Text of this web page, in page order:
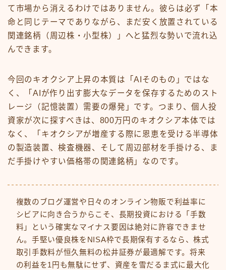
て市場から消えるわけではありません。彼らは必ず「本
命と同じテーマでありながら、まだ安く放置されている
関連銘柄（周辺株・小型株）」へと猛烈な勢いで流れ込
んできます。
今回のキオクシア上昇の本質は「AIそのもの」ではな
く、「AIが作り出す膨大なデータを保存するためのスト
レージ（記憶装置）需要の爆発」です。つまり、個人投
資家が次に探すべきは、800万円のキオクシア本体では
なく、「キオクシアが増産する際に恩恵を受ける半導体
の製造装置、検査機器、そして周辺部材を手掛ける、ま
だ手掛けやすい価格帯の関連銘柄」なのです。
複数のブログ運営や日々のオンライン物販で利益率に
シビアに向き合うからこそ、長期投資における「手数
料」という確実なマイナス要因は絶対に許容できませ
ん。手堅い優良株をNISA枠で長期保有するなら、株式
取引手数料が恒久無料の松井証券が最適解です。将来
の利益を1円も無駄にせず、資産を雪だるま式に最大化